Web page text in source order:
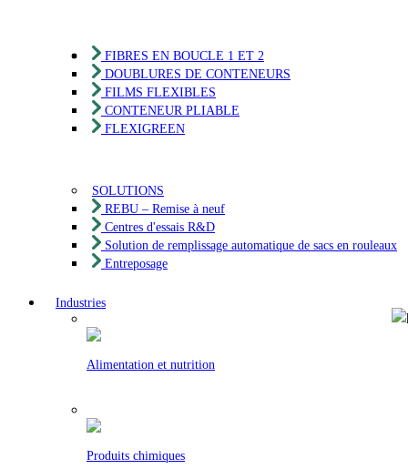
FIBRES EN BOUCLE 1 ET 2
DOUBLURES DE CONTENEURS
FILMS FLEXIBLES
CONTENEUR PLIABLE
FLEXIGREEN
SOLUTIONS
REBU – Remise à neuf
Centres d'essais R&D
Solution de remplissage automatique de sacs en rouleaux
Entreposage
Industries
Alimentation et nutrition
Produits chimiques